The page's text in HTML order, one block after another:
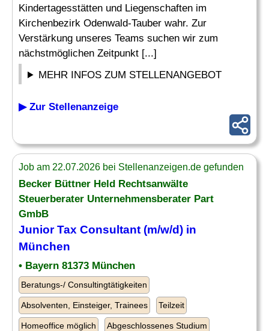
Kindertagesstätten und Liegenschaften im
Kirchenbezirk Odenwald-Tauber wahr. Zur
Verstärkung unseres Teams suchen wir zum
nächstmöglichen Zeitpunkt [...]
MEHR INFOS ZUM STELLENANGEBOT
▶ Zur Stellenanzeige
Job am 22.07.2026 bei Stellenanzeigen.de gefunden
Becker Büttner Held Rechtsanwälte
Steuerberater Unternehmensberater Part
GmbB
Junior Tax Consultant (m/w/d) in
München
• Bayern 81373 München
Beratungs-/ Consultingtätigkeiten
Absolventen, Einsteiger, Trainees Teilzeit
Homeoffice möglich Abgeschlossenes Studium